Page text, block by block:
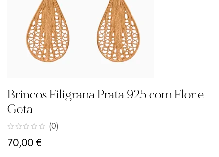
Brincos Filigrana Prata 925 com Flor e
Gota
(0)
70,00€